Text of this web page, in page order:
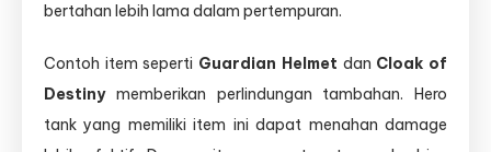
bertahan lebih lama dalam pertempuran.
Contoh item seperti Guardian Helmet dan Cloak of
Destinymemberikan perlindungan tambahan. Hero
tank yang memiliki item ini dapat menahan damage